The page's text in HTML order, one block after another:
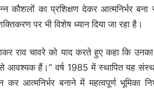
कौशलों का प्रशिक्षण देकर आत्मनिर्भर
पर भी विशेष ध्यान दिया जा रहा है।
राव चावरे को याद करते हुए कहा कि
आवश्यक हैं।” वर्ष 1985 में स्थापित यह
कर आत्मनिर्भर बनाने में महत्वपूर्ण भूमिका